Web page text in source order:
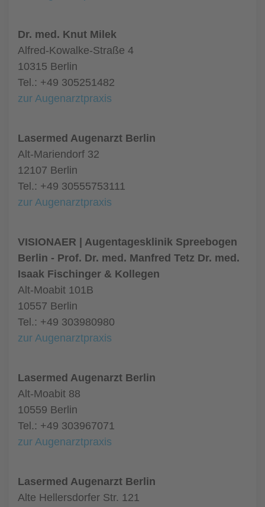
Dr. med. Knut Milek
Alfred-Kowalke-Straße 4
10315 Berlin
Tel.: +49 305251482
zur Augenarztpraxis
Lasermed Augenarzt Berlin
Alt-Mariendorf 32
12107 Berlin
Tel.: +49 30555753111
zur Augenarztpraxis
VISIONAER | Augentagesklinik Spreebogen
Berlin - Prof. Dr. med. Manfred Tetz Dr. med.
Isaak Fischinger & Kollegen
Alt-Moabit 101B
10557 Berlin
Tel.: +49 303980980
zur Augenarztpraxis
Lasermed Augenarzt Berlin
Alt-Moabit 88
10559 Berlin
Tel.: +49 303967071
zur Augenarztpraxis
Lasermed Augenarzt Berlin
Alte Hellersdorfer Str. 121